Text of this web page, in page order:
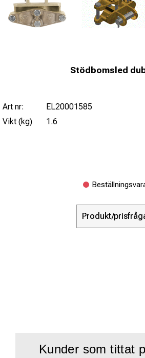
Stödbomsled
Art nr:
EL20001585
Vikt (kg)
1.6
Produkt/
Kunder som tittat